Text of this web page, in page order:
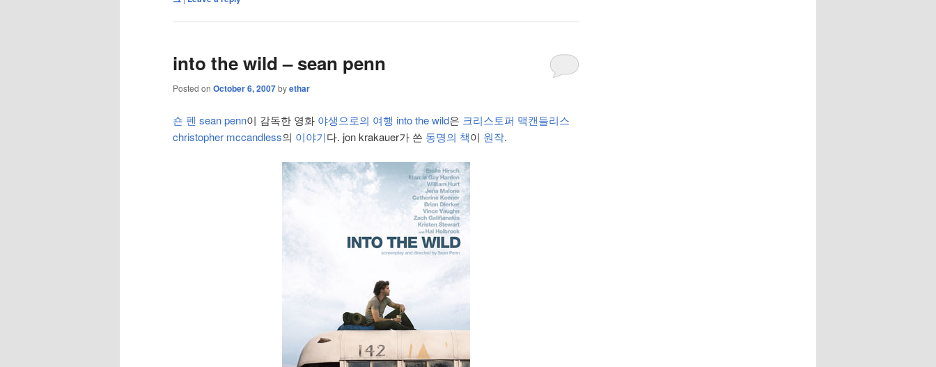
into the wild – sean penn
Posted on October 6, 2007byethar
숀 펜 sean penn이 감독한 영화 야생으로의 여행 into the wild은 크리스토퍼 맥캔들리스
christopher mccandless의 이야기다. jon krakauer가 쓴 동명의 책이 원작.